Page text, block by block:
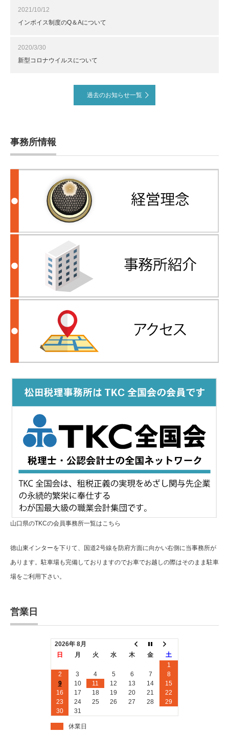
2021/10/12
インボイス制度のQ＆Aについて
2020/3/30
新型コロナウイルスについて
過去のお知らせ一覧
事務所情報
山口県のTKCの会員事務所一覧はこちら
徳山東インターを下りて、国道2号線を防府方面に向かい右側に当事務所が
あります。駐車場も完備しておりますのでお車でお越しの際はそのまま駐車
場をご利用下さい。
営業日
2026年 8月
日
月 火 水 木 金
土
1
2
3 4 5 6 7
8
9
10 11 12 13 14
15
16
17 18 19 20 21
22
23
24 25 26 27 28
29
30
31
休業日